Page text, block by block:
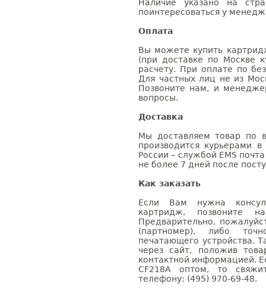
Наличие указано на
поинтересоваться у
Оплата
Вы можете купить
(при доставке по Москве
расчету. При оплате по
Для частных лиц не из
Позвоните нам, и
вопросы.
Доставка
Мы доставляем товар по
производится курьерами
России – службой EMS
не более 7 дней после
Как заказать
Если Вам нужна
картридж, позвоните
Предварительно,
(партномер), либо
печатающего устройства.
через сайт, положив
контактной информацией.
CF218A оптом, то
телефону: (495) 970-69-48.